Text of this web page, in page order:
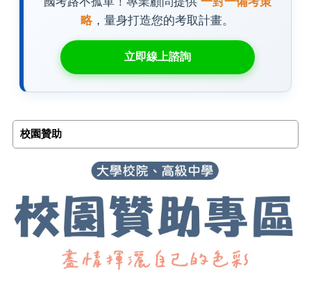
略，量身打造您的考取計畫。
立即線上諮詢
校園贊助